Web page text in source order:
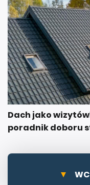
Dach jako
poradnik doboru